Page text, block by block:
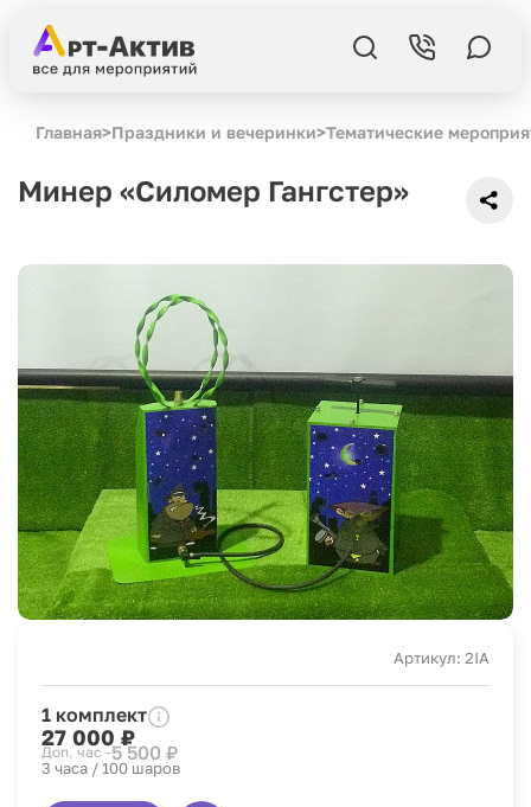
Главная>Праздники и вечеринки>Тематические
Минер «Силомер Гангстер»
Артикул: 2IA
1 комплект
27 000 ₽
Доп. час -5 500 ₽
3 часа / 100 шаров